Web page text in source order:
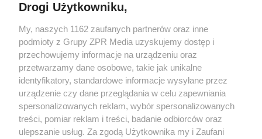
Drogi Użytkowniku,
My, naszych 1162 zaufanych partnerów oraz inne
podmioty z Grupy ZPR Media uzyskujemy dostęp i
przechowujemy informacje na urządzeniu oraz
przetwarzamy dane osobowe, takie jak unikalne
identyfikatory, standardowe informacje wysyłane przez
urządzenie czy dane przeglądania w celu zapewniania
spersonalizowanych reklam, wybór spersonalizowanych
treści, pomiar reklam i treści, badanie odbiorców oraz
ulepszanie usług. Za zgodą Użytkownika my i Zaufani